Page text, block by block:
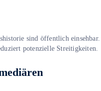
sind öffentlich einsehbar.
potenzielle Streitigkeiten.